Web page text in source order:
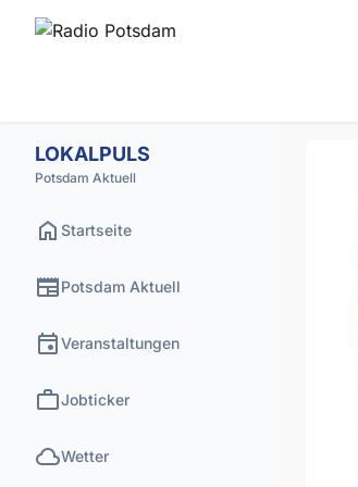
LOKALPULS
Potsdam Aktuell
home Startseite
newspaperPotsdam Aktuell
eventVeranstaltungen
workJobticker
cloudWetter